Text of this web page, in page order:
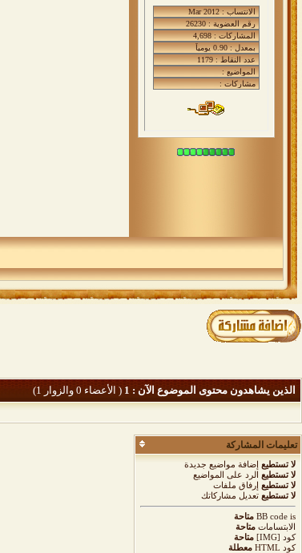
الذين يشاهدون محتوى الموضوع الآن : 1 ( الأعضاء 0 والزوار 1)
تعليمات المشاركة
لا تستطيع إضافة مواضيع جديدة
لا تستطيع الرد على المواضيع
لا تستطيع إرفاق ملفات
لا تستطيع تعديل مشاركاتك
BB code is
متاحة
الابتسامات متاحة
كود [IMG]
متاحة
كود HTML
معطلة